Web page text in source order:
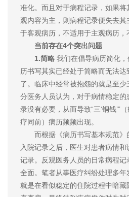
准化。而且对于病程记录，如果
观内容为主，则病程记录便失去其
于客观病历，不适用于主观病历，
当前存在4个突出问题
1.简略 我们在倡导病历简化
历书写其实已经处于简略而无法
了。临床中经常被抱怨的就是至
分医务人员认为，对于病情稳定
录没有必要，从而导致“三‘铜钱’”
疗同前）病历频频出现。
而根据《病历书写基本规范》
入院记录之后，医生对患者病情
记录。反观医务人员的日常病程
全面。笔者从事医疗纠纷处理多
就是在看似稳定的住院过程中暗藏